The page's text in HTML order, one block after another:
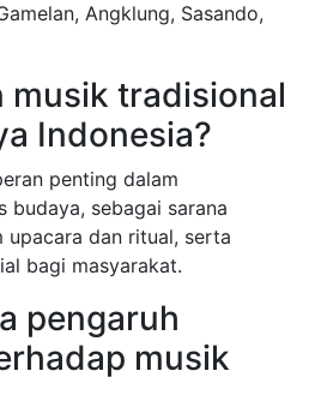
Angklung, Sasando,
musik tradisional
Indonesia?
penting dalam
budaya, sebagai sarana
upacara dan ritual, serta
bagi masyarakat.
pengaruh
musik